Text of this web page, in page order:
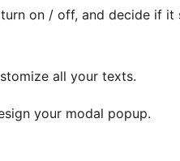
on / off, and decide if
all your texts.
your modal popup.